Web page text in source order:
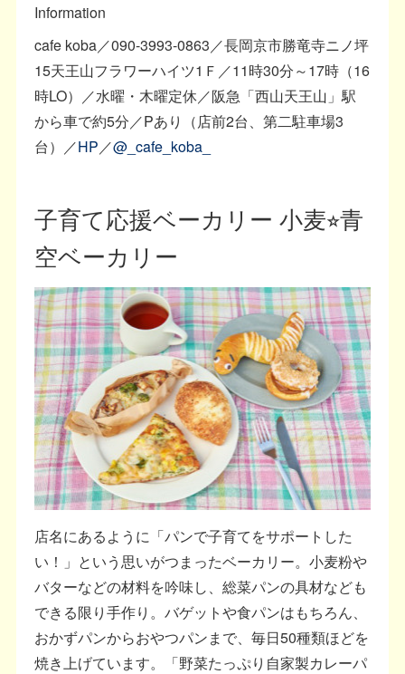
Information
cafe koba／090-3993-0863／長岡京市勝竜寺ニノ坪
15天王山フラワーハイツ1Ｆ／11時30分～17時（16
時LO）／水曜・木曜定休／阪急「西山天王山」駅
から車で約5分／Pあり（店前2台、第二駐車場3
台）／HP／@_cafe_koba_
子育て応援ベーカリー 小麦⭐︎青
空ベーカリー
店名にあるように「パンで子育てをサポートした
い！」という思いがつまったベーカリー。小麦粉や
バターなどの材料を吟味し、総菜パンの具材なども
できる限り手作り。バゲットや食パンはもちろん、
おかずパンからおやつパンまで、毎日50種類ほどを
焼き上げています。「野菜たっぷり自家製カレーパ